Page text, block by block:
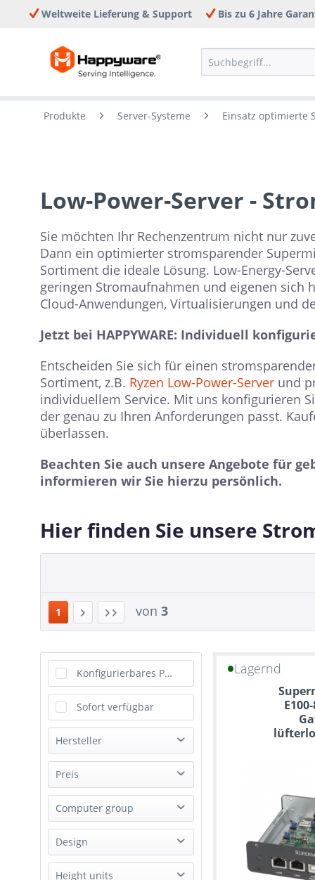
Weltweite Lieferung & Support Bis zu 6 Jahre
Produkte Server-Systeme Einsatz optimierte
Low-Power-Server -
Sie möchten Ihr Rechenzentrum nicht nur
Dann ein optimierter stromsparender
Sortiment die ideale Lösung. Low-Energy-
geringen Stromaufnahmen und eigenen sich
Cloud-Anwendungen, Virtualisierungen und
Jetzt bei HAPPYWARE: Individuell
Entscheiden Sie sich für einen
Sortiment, z.B. Ryzen Low-Power-Server und
individuellem Service. Mit uns konfigurieren
der genau zu Ihren Anforderungen passt.
überlassen.
Beachten Sie auch unsere Angebote für
informieren wir Sie hierzu persönlich.
Hier finden Sie unsere
1 von 3
Konfigurierbares Produkt
Sofort verfügbar
Hersteller
Happyware
Supermicro
Preis
von299,00 €bis
Computer group
IoT Gateway
Server
Design
Rack
Height units
Lagernd